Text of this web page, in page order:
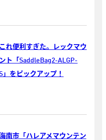
これ便利すぎた。レックマウ
ント「SaddleBag2-ALGP-
」をピックアップ！
南市「ハレアメマウンテン